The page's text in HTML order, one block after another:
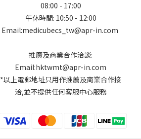
08:00 - 17:00
午休時間: 10:50 - 12:00
Email:medicubecs_tw@apr-in.com
推廣及商業合作洽談:
Email:hktwmt@apr-in.com
*以上電郵地址只用作推薦及商業合作接
洽,並不提供任何客服中心服務